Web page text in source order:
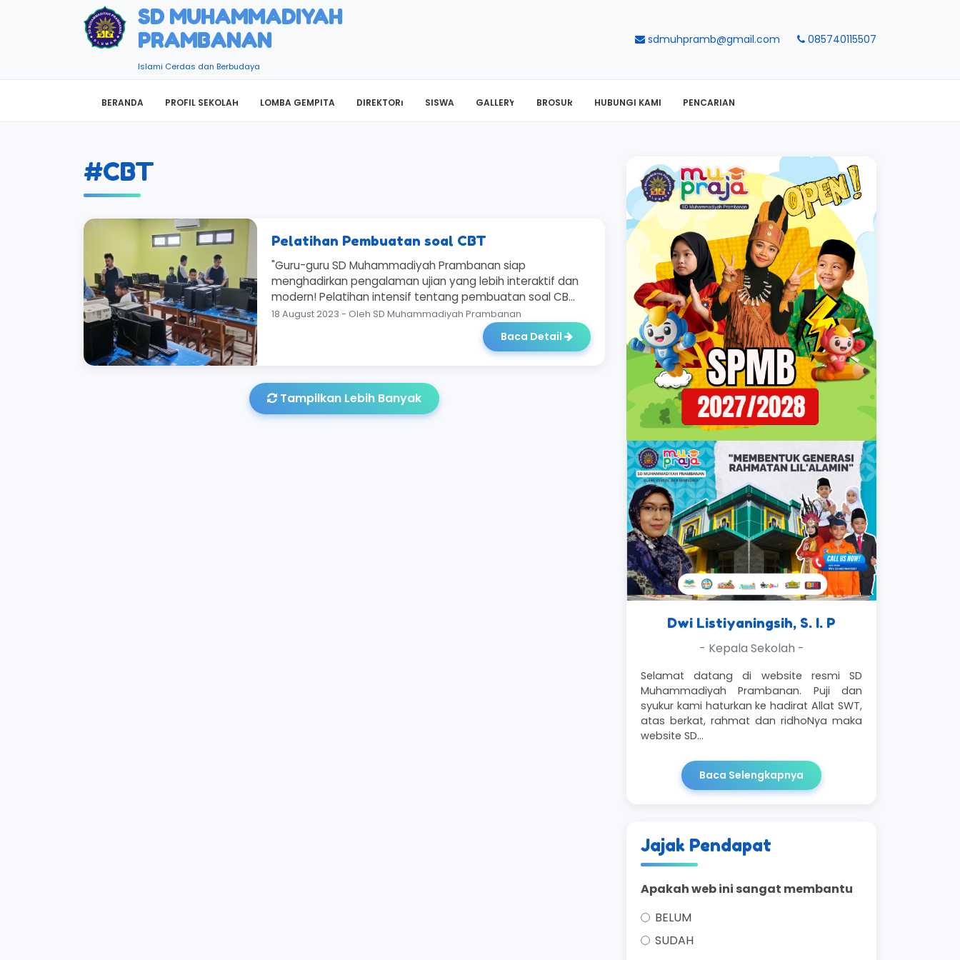
SD MUHAMMADIYAH
PRAMBANAN
Islami Cerdas dan Berbudaya
sdmuhpramb@gmail.com 085740115507
BERANDA PROFIL SEKOLAH LOMBA GEMPITA DIREKTORI SISWA GALLERY BROSUR HUBUNGI KAMI PENCARIAN
#CBT
Pelatihan Pembuatan soal CBT
"Guru-guru SD Muhammadiyah Prambanan siap
menghadirkan pengalaman ujian yang lebih interaktif dan
modern! Pelatihan intensif tentang pembuatan soal CB...
18 August 2023 - Oleh SD Muhammadiyah Prambanan
Baca Detail
Tampilkan Lebih Banyak
Dwi Listiyaningsih, S. I. P
- Kepala Sekolah -
Selamat datang di website resmi SD
Muhammadiyah Prambanan. Puji dan
syukur kami haturkan ke hadirat Allat SWT,
atas berkat, rahmat dan ridhoNya maka
website SD…
Baca Selengkapnya
Jajak Pendapat
Apakah web ini sangat membantu
BELUM
SUDAH